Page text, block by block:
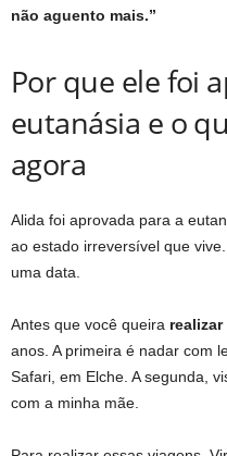
não aguento mais.”
Por que ele foi
eutanásia e o
agora
Alida foi aprovada para a
ao estado irreversível que
uma data.
Antes que você queira
anos. A primeira é nadar com
Safari, em Elche. A segunda,
com a minha mãe.